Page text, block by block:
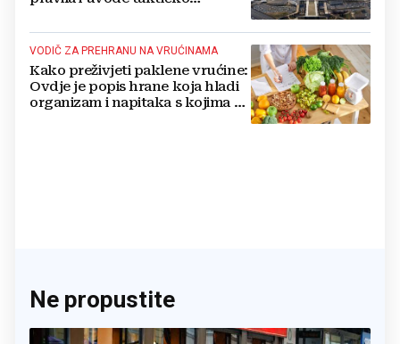
VODIČ ZA PREHRANU NA VRUĆINAMA
Kako preživjeti paklene vrućine:
Ovdje je popis hrane koja hladi
organizam i napitaka s kojima si
Ne propustite